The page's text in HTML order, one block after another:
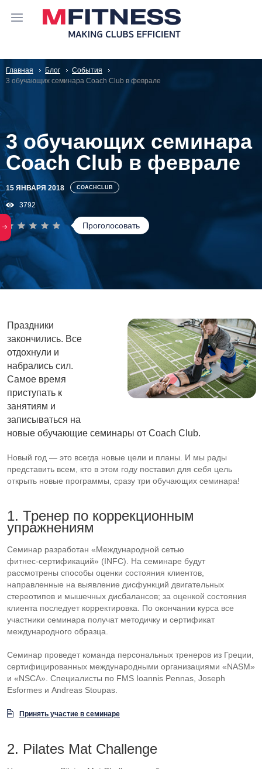
Главная Блог
События
3 обучающих семинара Coach Club в феврале
3 обучающих семинара
Coach Club в феврале
15 ЯНВАРЯ 2018 COACHCLUB
3792
Проголосовать
Праздники
закончились. Все
отдохнули и
набрались сил.
Самое время
приступать к
занятиям и
записываться на
новые обучающие семинары от Coach Club.
Новый год — это всегда новые цели и планы. И мы рады
представить всем, кто в этом году поставил для себя цель
открыть новые программы, сразу три обучающих семинара!
1. Тренер по коррекционным
упражнениям
Семинар разработан «Международной сетью
фитнес-сертификаций» (INFC). На семинаре будут
рассмотрены способы оценки состояния клиентов,
направленные на выявление дисфункций двигательных
стереотипов и мышечных дисбалансов; за оценкой состояния
клиента последует корректировка. По окончании курса все
участники семинара получат методичку и сертификат
международного образца.
Семинар проведет команда персональных тренеров из Греции,
сертифицированных международными организациями «NASM»
и «NSCA». Специалисты по FMS Ioannis Pennas, Joseph
Esformes и Andreas Stoupas.
Принять участие в семинаре
2. Pilates Mat Challenge